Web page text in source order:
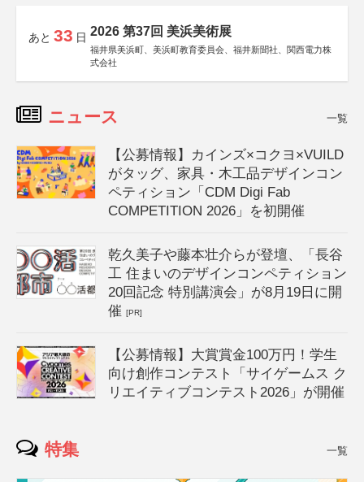
あと 33 日 2026 第37回 美浜美術展
福井県美浜町、美浜町教育委員会、福井新聞社、関西電力株
式会社
ニュース 一覧
【公募情報】カインズ×コクヨ×VUILD
がタッグ、家具・木工品デザインコン
ペティション「CDM Digi Fab
COMPETITION 2026」を初開催
乾久美子や藤本壮介らが登壇、「長谷
工 住まいのデザインコンペティション
20回記念 特別講演会」が8月19日に開
催[PR]
【公募情報】大賞賞金100万円！学生
向け創作コンテスト「サイゲームス ク
リエイティブコンテスト2026」が開催
特集 一覧